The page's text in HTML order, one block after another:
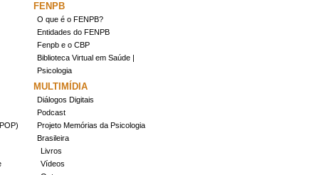
FENPB
O que é o FENPB?
Entidades do FENPB
Fenpb e o CBP
Biblioteca Virtual em Saúde |
Psicologia
MULTIMÍDIA
Diálogos Digitais
Podcast
Projeto Memórias da Psicologia
Brasileira
Livros
Vídeos